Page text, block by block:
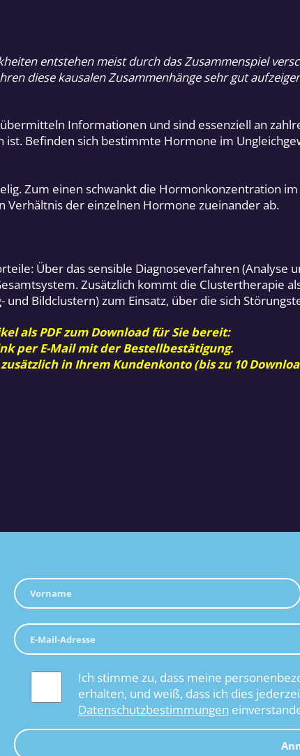
entstehen meist durch das Zusammenspiel
diese kausalen Zusammenhänge sehr gut
Informationen und sind essenziell an
Befinden sich bestimmte Hormone im
Zum einen schwankt die Hormonkonzentration
der einzelnen Hormone zueinander ab.
Über das sensible Diagnoseverfahren (Analyse
Zusätzlich kommt die Clustertherapie
und Bildclustern) zum Einsatz, über die sich
als PDF zum Download für Sie bereit:
per E-Mail mit der Bestellbestätigung.
in Ihrem Kundenkonto (bis zu 10
Ich stimme zu, dass meine
erhalten, und weiß, dass ich dies
Datenschutzbestimmungen